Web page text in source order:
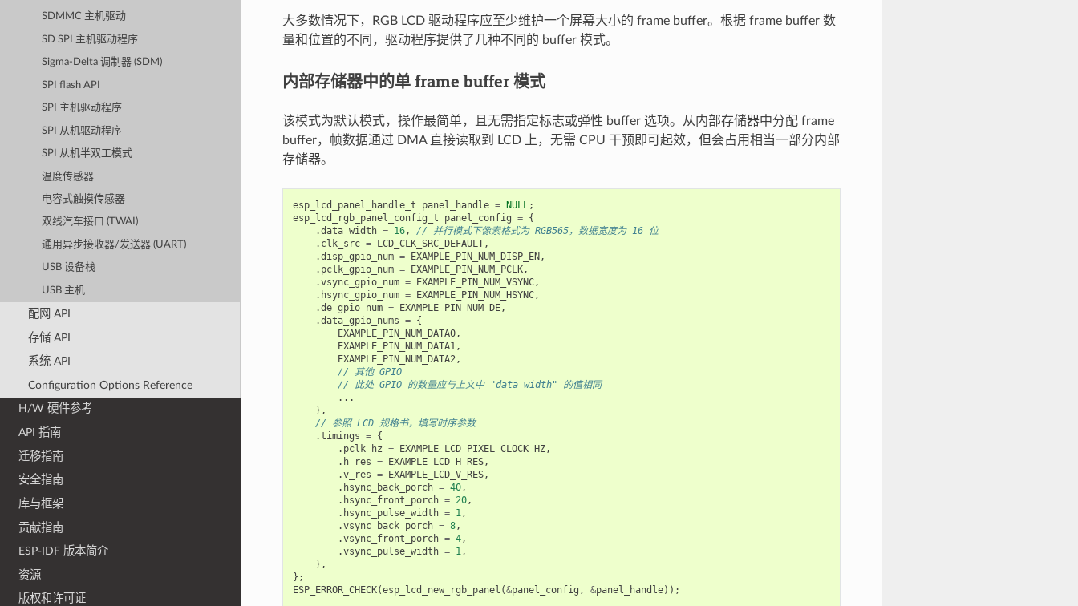
SDMMC 主机驱动
SD SPI 主机驱动程序
Sigma-Delta 调制器 (SDM)
SPI flash API
SPI 主机驱动程序
SPI 从机驱动程序
SPI 从机半双工模式
温度传感器
电容式触摸传感器
双线汽车接口 (TWAI)
通用异步接收器/发送器 (UART)
USB 设备栈
USB 主机
配网 API
存储 API
系统 API
Configuration Options Reference
H/W 硬件参考
API 指南
迁移指南
安全指南
库与框架
贡献指南
ESP-IDF 版本简介
资源
版权和许可证
大多数情况下，RGB LCD 驱动程序应至少维护一个屏幕大小的 frame buffer。根据 frame buffer 数
量和位置的不同，驱动程序提供了几种不同的 buffer 模式。
内部存储器中的单 frame buffer 模式
该模式为默认模式，操作最简单，且无需指定标志或弹性 buffer 选项。从内部存储器中分配 frame
buffer，帧数据通过 DMA 直接读取到 LCD 上，无需 CPU 干预即可起效，但会占用相当一部分内部
存储器。
esp_lcd_panel_handle_t panel_handle = NULL;
esp_lcd_rgb_panel_config_t
panel_config = {
.data_width = 16,
// 并行模式下像素格式为 RGB565，数据宽度为 16 位
. clk_src = LCD_CLK_SRC_DEFAULT,
.disp_gpio_num = EXAMPLE_PIN_NUM_DISP_EN,
. pclk_gpio_num = EXAMPLE_PIN_NUM_PCLK,
.vsync_gpio_num = EXAMPLE_PIN_NUM_VSYNC,
. hsync_gpio_num = EXAMPLE_PIN_NUM_HSYNC,
.de_gpio_num = EXAMPLE_PIN_NUM_DE,
.data_gpio_nums = {
EXAMPLE_PIN_NUM_DATA0,
EXAMPLE_PIN_NUM_DATA1,
EXAMPLE_PIN_NUM_DATA2,
// 其他 GPIO
// 此处 GPIO 的数量应与上文中 "data_width" 的值相同
...
},
// 参照 LCD 规格书，填写时序参数
.timings = {
. pclk_hz = EXAMPLE_LCD_PIXEL_CLOCK_HZ,
. h_res = EXAMPLE_LCD_H_RES,
.v_res = EXAMPLE_LCD_V_RES,
. hsync_back_porch = 40,
. hsync_front_porch = 20,
. hsync_pulse_width = 1,
.vsync_back_porch = 8,
.vsync_front_porch = 4,
.vsync_pulse_width = 1,
},
};
ESP_ERROR_CHECK(esp_lcd_new_rgb_panel (&panel_config , &panel_handle));